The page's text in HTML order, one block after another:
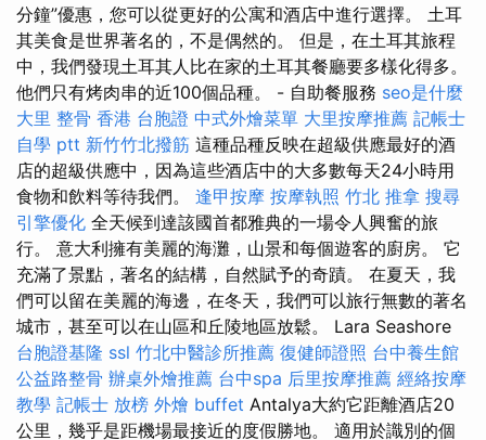
分鐘”優惠，您可以從更好的公寓和酒店中進行選擇。 土耳
其美食是世界著名的，不是偶然的。 但是，在土耳其旅程
中，我們發現土耳其人比在家的土耳其餐廳要多樣化得多。
他們只有烤肉串的近100個品種。 - 自助餐服務 seo是什麼
大里 整骨 香港 台胞證 中式外燴菜單 大里按摩推薦 記帳士
自學 ptt 新竹竹北撥筋 這種品種反映在超級供應最好的酒
店的超級供應中，因為這些酒店中的大多數每天24小時用
食物和飲料等待我們。 逢甲按摩 按摩執照 竹北 推拿 搜尋
引擎優化 全天候到達該國首都雅典的一場令人興奮的旅
行。 意大利擁有美麗的海灘，山景和每個遊客的廚房。 它
充滿了景點，著名的結構，自然賦予的奇蹟。 在夏天，我
們可以留在美麗的海邊，在冬天，我們可以旅行無數的著名
城市，甚至可以在山區和丘陵地區放鬆。 Lara Seashore
台胞證基隆 ssl 竹北中醫診所推薦 復健師證照 台中養生館
公益路整骨 辦桌外燴推薦 台中spa 后里按摩推薦 經絡按摩
教學 記帳士 放榜 外燴 buffet Antalya大約它距離酒店20
公里，幾乎是距機場最接近的度假勝地。 適用於識別的個